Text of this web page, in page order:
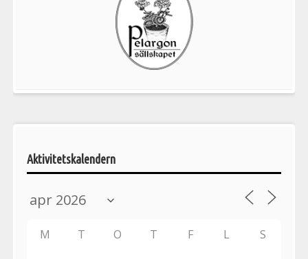
Pelargonsällskapets
Aktivitetskalendern
M T O T F L S